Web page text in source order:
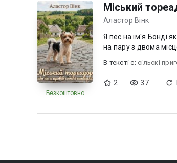
Безкоштовно
Міський
Аластор Вінк
Я пес на ім'я Бонді
на пару з двома
В текcті є: сільскі
2 37